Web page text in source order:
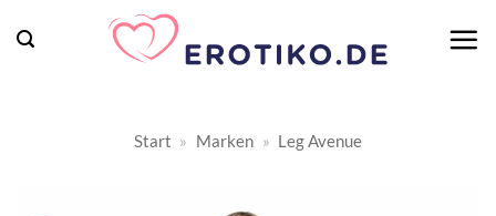
Inhalt
Start » Marken » Leg Avenue